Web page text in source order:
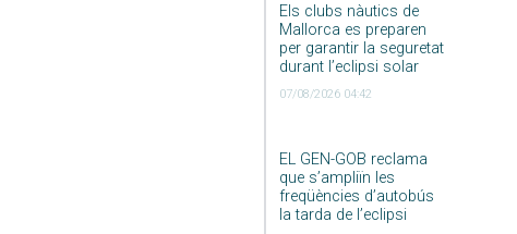
Els clubs nàutics de
Mallorca es preparen
per garantir la seguretat
durant l’eclipsi solar
07/08/2026 04:42
EL GEN-GOB reclama
que s’ampliïn les
freqüències d’autobús
la tarda de l’eclipsi